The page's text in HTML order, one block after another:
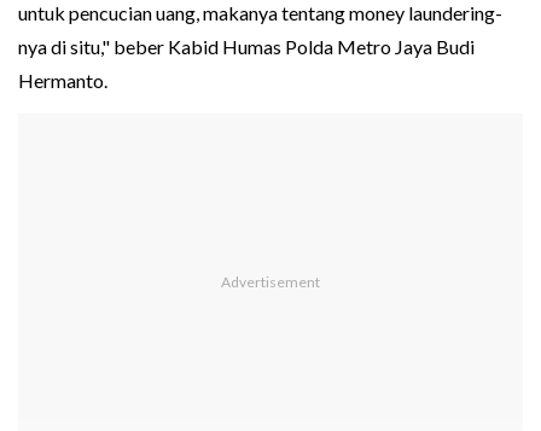
untuk pencucian uang, makanya tentang money laundering-
nya di situ," beber Kabid Humas Polda Metro Jaya Budi
Hermanto.